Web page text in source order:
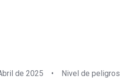
de 2025 • Nivel de